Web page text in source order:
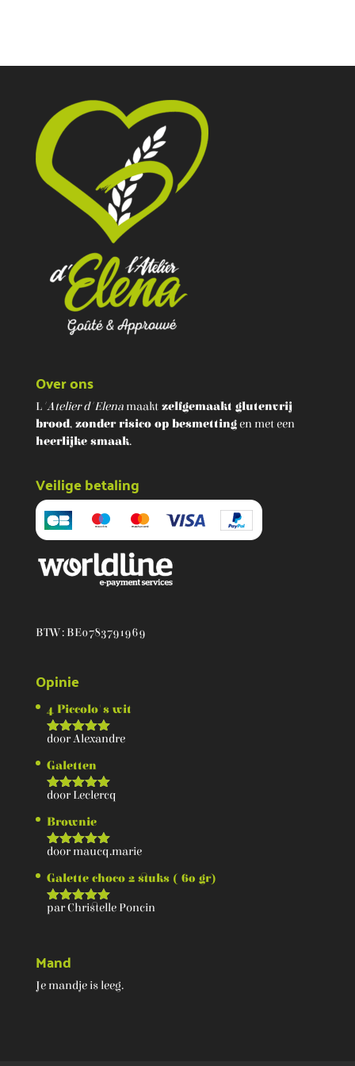
Over ons
L'Atelier d'Elenamaaktzelfgemaakt glutenvrij
brood, zonder risico op besmettingen met een
heerlijke smaak.
Veilige betaling
BTW : BE0783791969
Opinie
4 Piccolo's wit
Score5
door Alexandre
Galetten
Score5
door Leclercq
Brownie
Score5
door maucq.marie
Galette choco 2 stuks ( 60 gr)
Score 5
par Christelle Poncin
Mand
Je mandje is leeg.